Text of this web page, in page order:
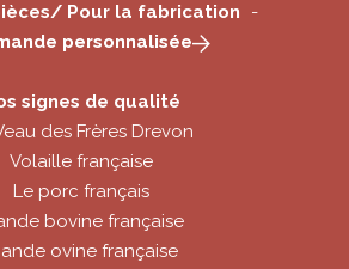
Pour la fabrication
personnalisée
signes de qualité
des Frères Drevon
Volaille française
Le porc français
bovine française
ovine française